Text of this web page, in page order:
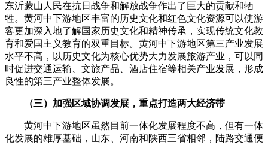
东沂蒙山人民在抗日战争和解放战争作出了巨大的贡献和牺
牲。黄河中下游地区丰富的历史文化和红色文化资源可以使游
客更加深入地了解国家历史文化和精神传承，实现传统文化教
育和爱国主义教育的双重目标。黄河中下游地区第三产业发展
水平不高，以历史文化为核心优势大力发展旅游产业，可以同
时促进交通运输、文旅产品、酒店住宿等相关产业发展，形成
良性的第三产业整体发展。
（三）加强区域协调发展，重点打造两大经济带
黄河中下游地区虽然目前一体化发展程度不高，但有一体
化发展的雄厚基础，山东、河南和陕西三省相邻，陆路交通便